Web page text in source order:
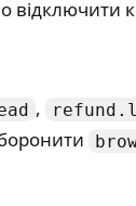
відключити
,